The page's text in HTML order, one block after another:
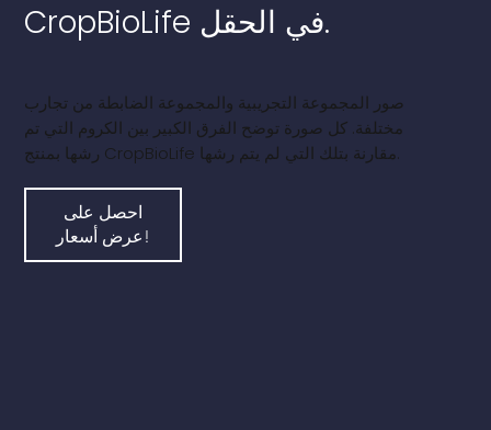
CropBioLife في الحقل.
صور المجموعة التجريبية والمجموعة الضابطة من تجارب
مختلفة. كل صورة توضح الفرق الكبير بين الكروم التي تم
رشها بمنتج CropBioLife مقارنة بتلك التي لم يتم رشها.
احصل على
عرض أسعار!